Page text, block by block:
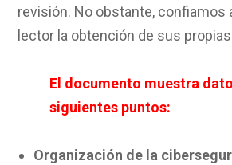
revisión. No obstante, confiamos
lector la obtención de sus
El documento muestra
siguientes puntos:
Organización de la